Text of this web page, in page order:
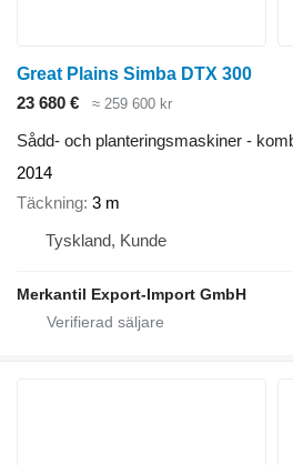
Great Plains Simba DTX 300
23 680 €
≈ 259 600 kr
Sådd- och planteringsmaskiner -
2014
Täckning 3 m
Tyskland, Kunde
Merkantil Export-Import GmbH